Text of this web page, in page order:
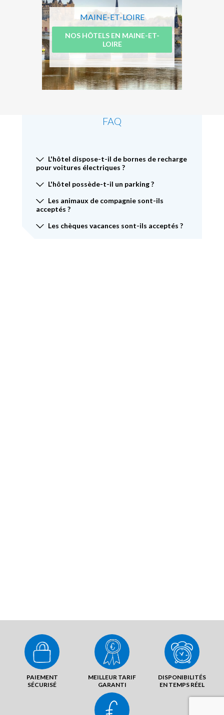
MAINE-ET-LOIRE
NOS HÔTELS EN MAINE-ET-
LOIRE
FAQ
L'hôtel dispose-t-il de bornes de recharge
pour voitures électriques ?
L'hôtel possède-t-il un parking ?
Les animaux de compagnie sont-ils
acceptés ?
Les chèques vacances sont-ils acceptés ?
PAIEMENT
SÉCURISÉ
MEILLEUR TARIF
GARANTI
DISPONIBILITÉS
EN TEMPS RÉEL